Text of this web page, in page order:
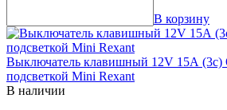
В корзину
Выключатель клавишный 12V 15А (3с)
подсветкой Mini Rexant
В наличии